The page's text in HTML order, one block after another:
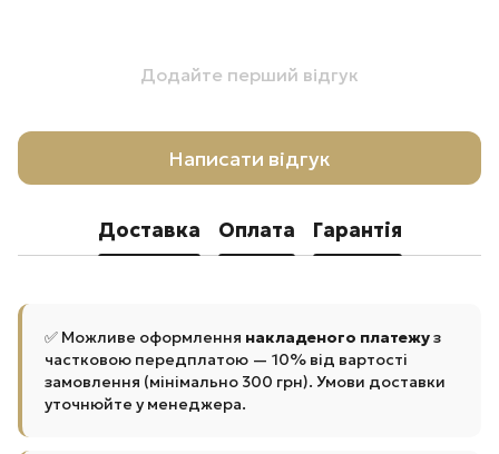
Додайте перший відгук
Написати відгук
Доставка Оплата Гарантія
✅ Можливе оформлення накладеного платежуз
частковою передплатою — 10% від вартості
замовлення (мінімально 300 грн). Умови доставки
уточнюйте у менеджера.